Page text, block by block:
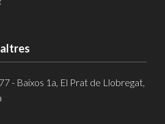
- Baixos 1a, El Prat de Llobregat,